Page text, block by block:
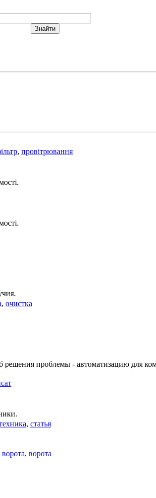
, провітрювання
, очистка
решения проблемы - автоматизацию для
, статья
ворота, ворота